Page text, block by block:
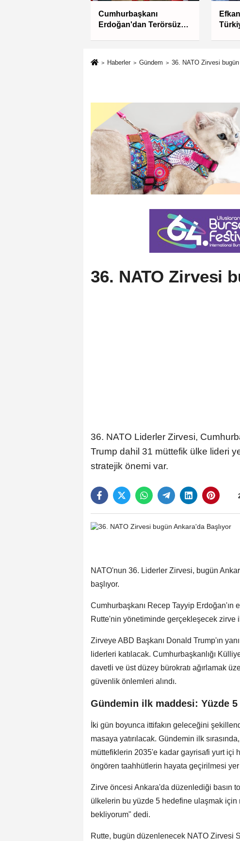
Cumhurbaşkanı
Erdoğan'dan Terörsüz
Haberler Gündem 36. NATO Zirvesi
36. NATO Zirvesi
36. NATO Liderler Zirvesi,
Trump dahil 31 müttefik ülke lideri
stratejik önemi var.
NATO'nun 36. Liderler Zirvesi, bugün
başlıyor.
Cumhurbaşkanı Recep Tayyip
Rutte'nin yönetiminde gerçekleşecek zirve
Zirveye ABD Başkanı Donald Trump'ın
liderleri katılacak. Cumhurbaşkanlığı
davetli ve üst düzey bürokratı ağırlamak
güvenlik önlemleri alındı.
Gündemin ilk maddesi: Yüzde 5
İki gün boyunca ittifakın geleceğini
masaya yatırılacak. Gündemin ilk
müttefiklerin 2035'e kadar gayrisafi yurt içi
öngören taahhütlerin hayata geçirilmesi yer
Zirve öncesi Ankara'da düzenlediği basın
ülkelerin bu yüzde 5 hedefine ulaşmak için
bekliyorum" dedi.
Rutte, bugün düzenlenecek NATO Zirvesi